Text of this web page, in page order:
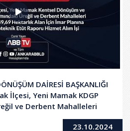
DAİRESİ BAŞKANLIĞI
İlçesi, Yeni Mamak KDGP
ve Derbent Mahalleleri
49,69 Hektarlık Alan İçin İmar
Jeoteknik Etüt Raporu
23.10.2024